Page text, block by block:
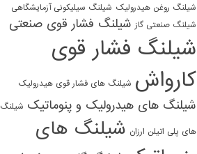
شیلنگ روغن هیدرولیک شیلنگ سیلیکونی آزمایشگاهی
شیلنگ صنعتی گاز شیلنگ فشار قوی صنعتی
شیلنگ فشار قوی
کارواش شیلنگ های فشار قوی هیدرولیک
شیلنگ های هیدرولیک و پنوماتیک شیلنگ
های پلی اتیلن ارزان شیلنگ های